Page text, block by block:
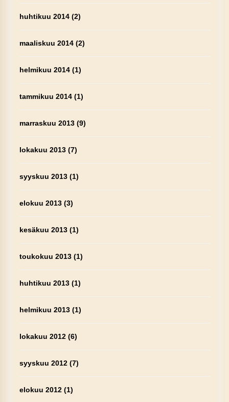
huhtikuu 2014(2)
maaliskuu 2014(2)
helmikuu 2014(1)
tammikuu 2014(1)
marraskuu 2013(9)
lokakuu 2013(7)
syyskuu 2013(1)
elokuu 2013(3)
kesäkuu 2013(1)
toukokuu 2013(1)
huhtikuu 2013(1)
helmikuu 2013(1)
lokakuu 2012(6)
syyskuu 2012(7)
elokuu 2012(1)